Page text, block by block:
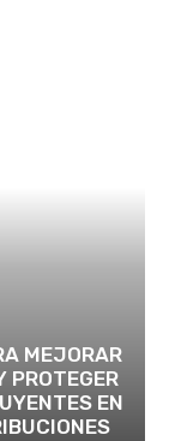
MEJORAR
PROTEGER
EN